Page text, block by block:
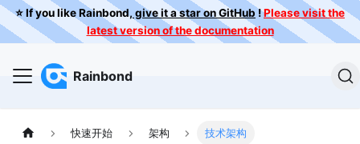
⭐️ If you like Rainbond, give it a star on GitHub !Please visit the
latest version of the documentation
Rainbond
快速开始 架构 技术架构